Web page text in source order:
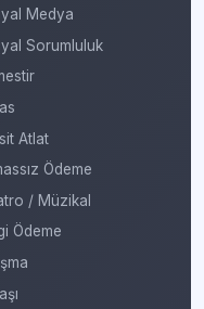
Medya
Sorumluluk
Atlat
Ödeme
/ Müzikal
Ödeme